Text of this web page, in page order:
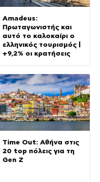
Amadeus:
Πρωταγωνιστής και
αυτό το καλοκαίρι ο
ελληνικός τουρισμός |
+9,2% οι κρατήσεις
Time Out: Αθήνα στις
20 top πόλεις για τη
Gen Z